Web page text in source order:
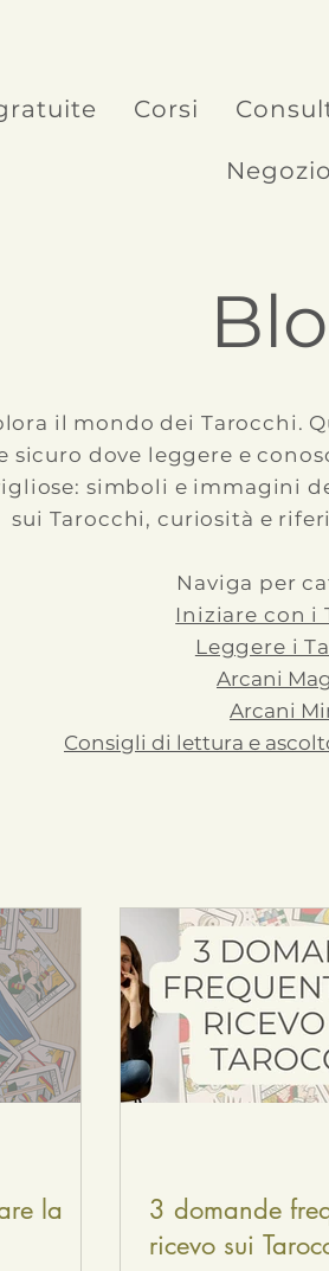
Corsi
Negozio
il mondo dei Tarocchi.
sicuro dove leggere e
simboli e immagini
sui Tarocchi, curiosità e
Naviga per
Iniziare con i
Leggere i
Arcani
Arcani
Consigli di lettura e
la
3 domande
ricevo sui